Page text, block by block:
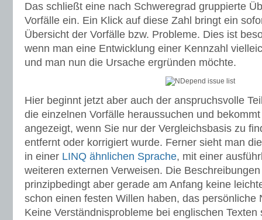
Das schließt eine nach Schweregrad gruppierte
Vorfälle ein. Ein Klick auf diese Zahl bringt ein
Übersicht der Vorfälle bzw. Probleme. Dies ist
wenn man eine Entwicklung einer Kennzahl
und man nun die Ursache ergründen möchte.
Hier beginnt jetzt aber auch der anspruchsvolle
die einzelnen Vorfälle heraussuchen und
angezeigt, wenn Sie nur der Vergleichsbasis zu
entfernt oder korrigiert wurde. Ferner sieht man
in einer LINQ ähnlichen Sprache, mit einer
weiteren externen Verweisen. Die
prinzipbedingt aber gerade am Anfang keine
schon einen festen Willen haben, das persönliche
Keine Verständnisprobleme bei englischen